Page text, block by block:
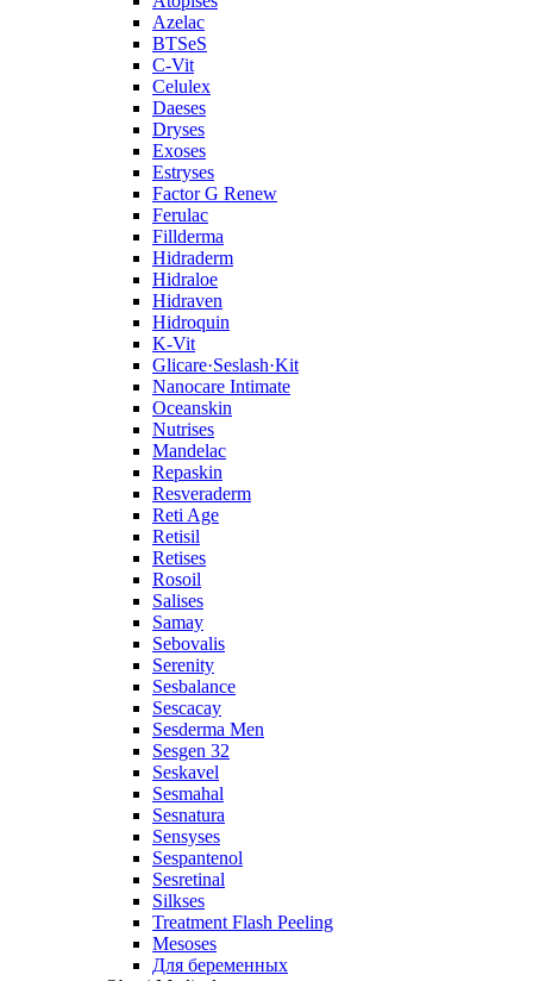
Azelac
BTSeS
C‑Vit
Celulex
Daeses
Dryses
Exoses
Estryses
Factor G Renew
Ferulac
Fillderma
Hidraderm
Hidraloe
Hidraven
Hidroquin
K-Vit
Glicare·Seslash·Kit
Nanocare Intimate
Oceanskin
Nutrises
Mandelac
Repaskin
Resveraderm
Reti Age
Retisil
Retises
Rosoil
Salises
Samay
Sebovalis
Serenity
Sesbalance
Sescacay
Sesderma Men
Sesgen 32
Seskavel
Sesmahal
Sesnatura
Sensyses
Sespantenol
Sesretinal
Silkses
Treatment Flash Peeling
Mesoses
Для беременных